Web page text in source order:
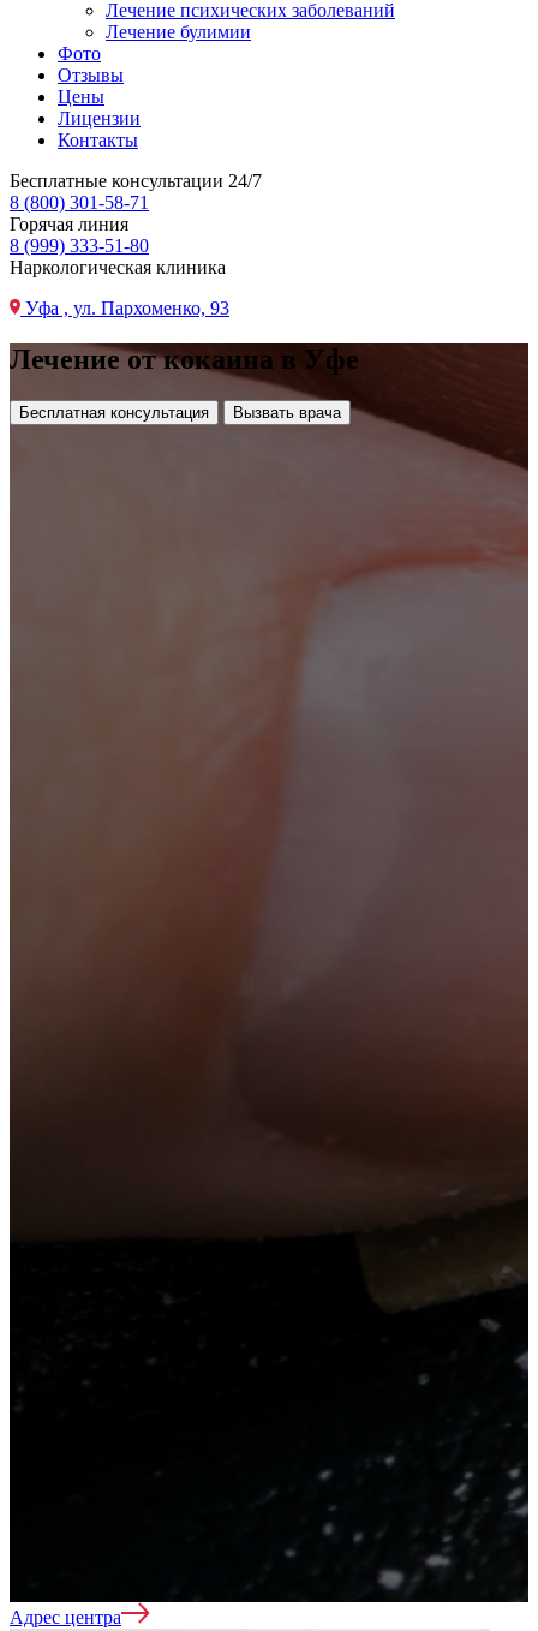
Лечение психических заболеваний
Лечение булимии
Фото
Отзывы
Цены
Лицензии
Контакты
Бесплатные консультации 24/7
8 (800) 301-58-71
Горячая линия
8 (999) 333-51-80
Наркологическая клиника
Уфа , ул. Пархоменко, 93
Лечение от кокаина в Уфе
Бесплатная консультация Вызвать врача
Адрес центра